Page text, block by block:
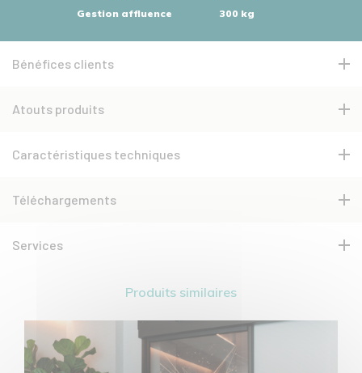
Gestion affluence 300 kg
Bénéfices clients
Atouts produits
Caractéristiques techniques
Téléchargements
Services
Produits similaires